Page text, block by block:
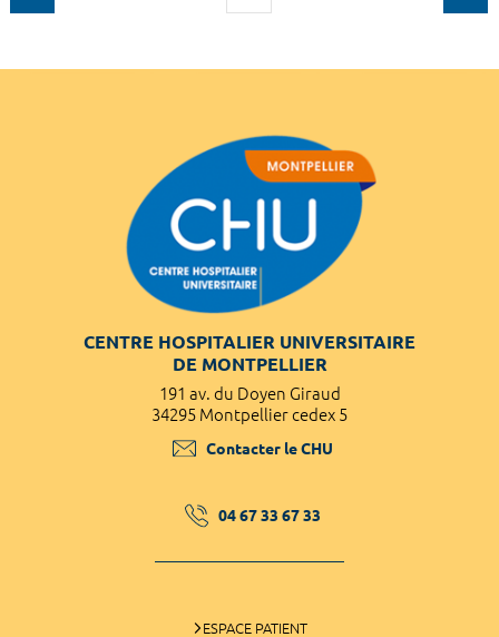
CENTRE HOSPITALIER UNIVERSITAIRE
DE MONTPELLIER
191 av. du Doyen Giraud
34295 Montpellier cedex 5
Contacter le CHU
04 67 33 67 33
ESPACE PATIENT